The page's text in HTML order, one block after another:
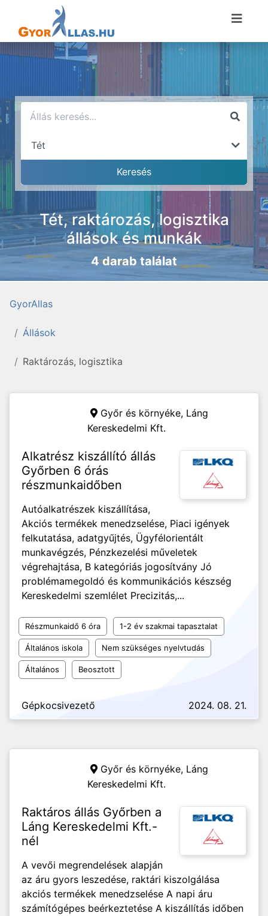
Tét, raktározás, logisztika
állások és munkák
4 darab találat
GyorAllas
Állások
Raktározás, logisztika
Győr és környéke, Láng
Kereskedelmi Kft.
Alkatrész kiszállító állás
Győrben 6 órás
részmunkaidőben
Autóalkatrészek kiszállítása,
Akciós termékek menedzselése, Piaci igények
felkutatása, adatgyűjtés, Ügyfélorientált
munkavégzés, Pénzkezelési műveletek
végrehajtása, B kategóriás jogosítvány Jó
problémamegoldó és kommunikációs készség
Kereskedelmi szemlélet Precizitás,...
Részmunkaidő 6 óra 1-2 év szakmai tapasztalat
Általános iskola Nem szükséges nyelvtudás
Általános Beosztott
Gépkocsivezető 2024. 08. 21.
Győr és környéke, Láng
Kereskedelmi Kft.
Raktáros állás Győrben a
Láng Kereskedelmi Kft.-
nél
A vevői megrendelések alapján
az áru gyors leszedése, raktári kiszolgálása
akciós termékek menedzselése A napi áru
számítógépes beérkeztetése A kiszállítás időben